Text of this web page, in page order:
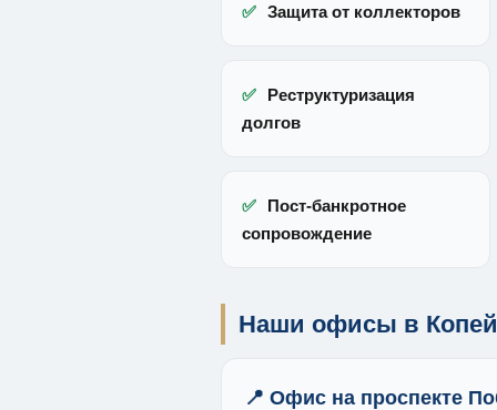
✅ Защита от коллекторов
✅
Реструктуризация
долгов
✅
Пост-банкротное
сопровождение
Наши офисы в
📍 Офис на проспекте